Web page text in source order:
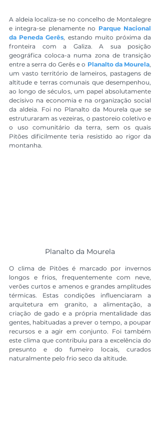
A aldeia localiza-se no concelho de Montalegre
e integra-se plenamente no Parque Nacional
da Peneda Gerês, estando muito próxima da
fronteira com a Galiza. A sua posição
geográfica coloca-a numa zona de transição
entre a serra do Gerês e o Planalto da Mourela,
um vasto território de lameiros, pastagens de
altitude e terras comunais que desempenhou,
ao longo de séculos, um papel absolutamente
decisivo na economia e na organização social
da aldeia. Foi no Planalto da Mourela que se
estruturaram as vezeiras, o pastoreio coletivo e
o uso comunitário da terra, sem os quais
Pitões dificilmente teria resistido ao rigor da
montanha.
Planalto da Mourela
O clima de Pitões é marcado por invernos
longos e frios, frequentemente com neve,
verões curtos e amenos e grandes amplitudes
térmicas. Estas condições influenciaram a
arquitetura em granito, a alimentação, a
criação de gado e a própria mentalidade das
gentes, habituadas a prever o tempo, a poupar
recursos e a agir em conjunto. Foi também
este clima que contribuiu para a excelência do
presunto e do fumeiro locais, curados
naturalmente pelo frio seco da altitude.